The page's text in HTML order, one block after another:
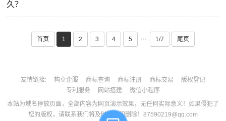
久？
首页 1 2 3 4 5 ··· 1/7 尾页
友情链接 构卓企服 商标查询 商标注册 商标交易
版权登记
专利服务
网站搭建
微信小程序
本站为域名停放页面，全部内容为网页演示效果，无任何实际意义！如果侵犯了
您的版权，请联系我们将及时更正和删除！87590219@qq.com